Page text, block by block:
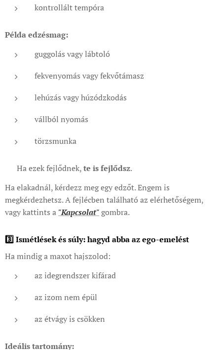
kontrollált tempóra
Példa edzésmag:
guggolás vagy lábtoló
fekvenyomás vagy fekvőtámasz
lehúzás vagy húzódzkodás
vállból nyomás
törzsmunka
👉 Ha ezek fejlődnek,te is fejlődsz.
Ha elakadnál, kérdezz meg egy edzőt. Engem is
megkérdezhetsz. A fejlécben található az elérhetőségem,
vagy kattints a "Kapcsolat"gombra.
3️⃣ Ismétlések és súly: hagyd abba az ego-emelést
Ha mindig a maxot hajszolod:
az idegrendszer kifárad
az izom nem épül
az étvágy is csökken
Ideális tartomány: